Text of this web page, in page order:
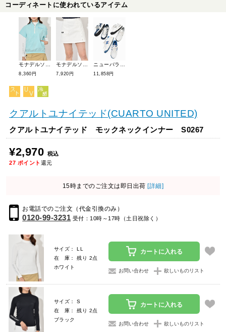
コーディネートに使われているアイテム
8,360円 7,920円 11,858円
クアルトユナイテッド(CUARTO UNITED)
クアルトユナイテッド モックネックインナー S0267
¥2,970 税込
27 ポイント 還元
15時までのご注文は即日出荷 [詳細]
お電話でのご注文（代金引換のみ）
0120-99-3231 受付：10時～17時（土日祝除く）
サイズ： LL
在 庫： 残り 2点
ホワイト
カートに入れる
お問い合わせ 欲しいものリスト
サイズ： S
在 庫： 残り 2点
ブラック
カートに入れる
お問い合わせ 欲しいものリスト